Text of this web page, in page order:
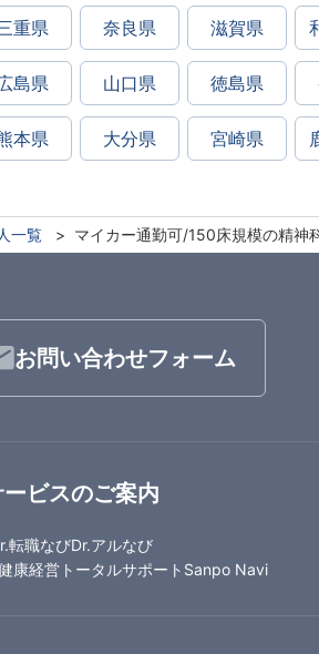
重県 奈良県 滋賀県
島県 山口県 徳島県
本県 大分県 宮崎県
一覧 マイカー通勤可/150床規模の精神
お問い合わせフォーム
ービスのご案内
転職なびDr.アルなび
康経営トータルサポート Sanpo Navi